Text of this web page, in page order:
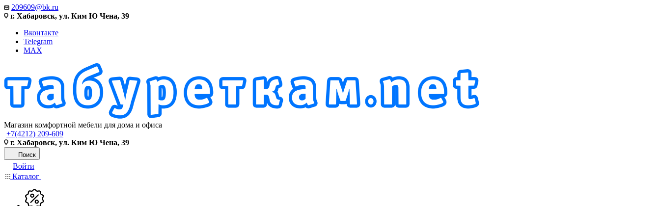
209609@bk.ru
г. Хабаровск, ул. Ким Ю Чена, 39
Вконтакте
Telegram
MAX
Магазин комфортной мебели для дома и офиса
+7(4212) 209-609
г. Хабаровск, ул. Ким Ю Чена, 39
Поиск
Войти
Каталог